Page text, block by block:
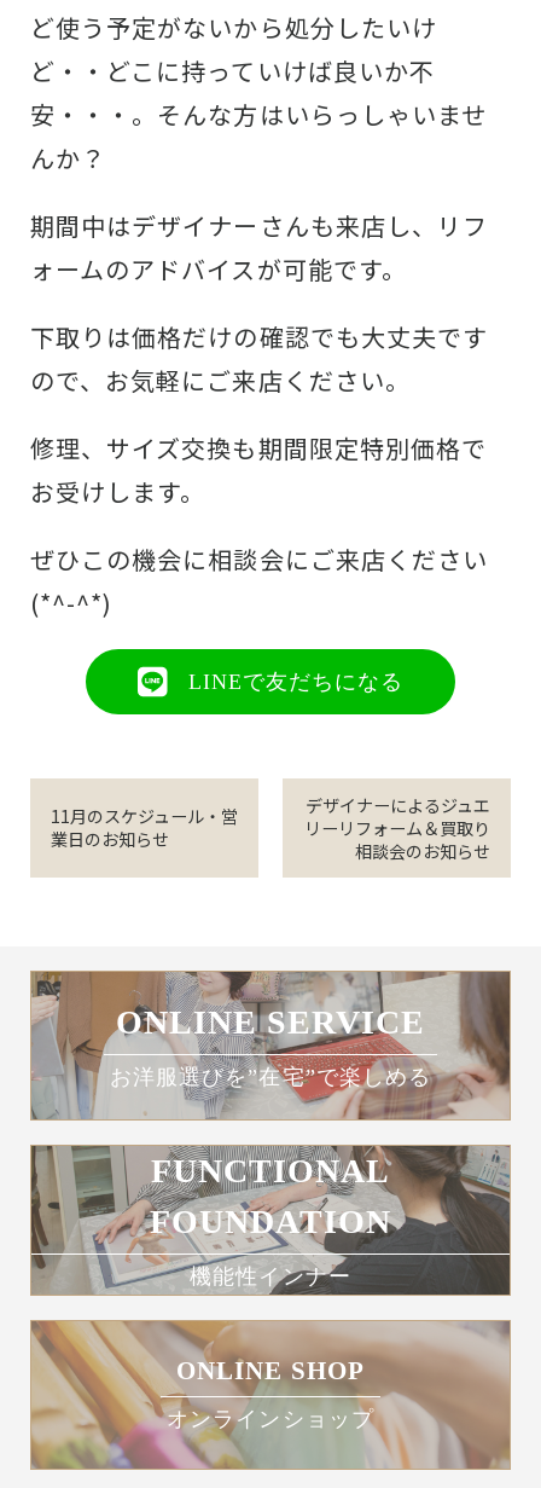
ど使う予定がないから処分したいけ
ど・・どこに持っていけば良いか不
安・・・。そんな方はいらっしゃいませ
んか？
期間中はデザイナーさんも来店し、リフ
ォームのアドバイスが可能です。
下取りは価格だけの確認でも大丈夫です
ので、お気軽にご来店ください。
修理、サイズ交換も期間限定特別価格で
お受けします。
ぜひこの機会に相談会にご来店ください
(*^-^*)
LINEで友だちになる
11月のスケジュール・営
業日のお知らせ
デザイナーによるジュエ
リーリフォーム＆買取り
相談会のお知らせ
ONLINE SERVICE
お洋服選びを”在宅”で楽しめる
FUNCTIONAL
FOUNDATION
機能性インナー
ONLINE SHOP
オンラインショップ